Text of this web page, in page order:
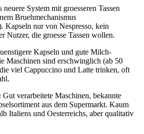
neuere System mit groesseren Tassen
Bruehmechanismus
Kapseln nur von Nespresso, kein
Nutzer, die groesse Tassen wollen.
Kapseln und gute Milch-
Maschinen sind erschwinglich (ab 50
viel Cappuccino und Latte trinken, oft
Gut verarbeitete Maschinen, bekannte
aus dem Supermarkt. Kaum
Italiens und Oesterreichs, aber qualitativ